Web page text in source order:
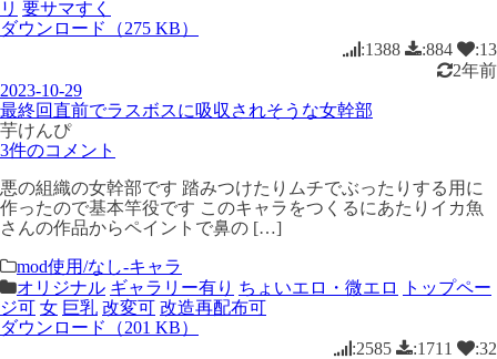
リ 要サマすく
ダウンロード（275 KB）
:1388
:884
:13
2年前
2023-10-29
最終回直前でラスボスに吸収されそうな女幹部
芋けんぴ
3件のコメント
悪の組織の女幹部です 踏みつけたりムチでぶったりする用に
作ったので基本竿役です このキャラをつくるにあたりイカ魚
さんの作品からペイントで鼻の […]
mod使用/なし-キャラ
オリジナル ギャラリー有り ちょいエロ・微エロ
トップペー
ジ可 女 巨乳 改変可 改造再配布可
ダウンロード（201 KB）
:2585
:1711
:32